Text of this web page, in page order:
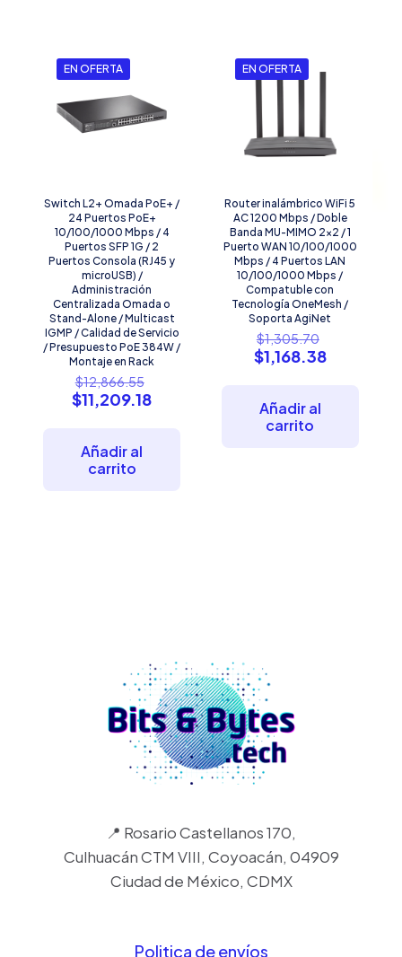
EN OFERTA
Switch L2+ Omada PoE+ /
24 Puertos PoE+
10/100/1000 Mbps / 4
Puertos SFP 1G / 2
Puertos Consola (RJ45 y
microUSB) /
Administración
Centralizada Omada o
Stand-Alone / Multicast
IGMP / Calidad de Servicio
/ Presupuesto PoE 384W /
Montaje en Rack
$12,866.55
precio
$11,209.18El
Añadir al
carrito
EN OFERTA
Router inalámbrico WiFi 5
AC 1200 Mbps / Doble
Banda MU-MIMO 2×2 / 1
Puerto WAN 10/100/1000
Mbps / 4 Puertos LAN
10/100/1000 Mbps /
Compatuble con
Tecnología OneMesh /
Soporta AgiNet
$1,305.70
precio
$1,168.38El
Añadir al
carrito
📍 Rosario Castellanos 170,
Culhuacán CTM VIII, Coyoacán, 04909
Ciudad de México, CDMX
Politica de envíos